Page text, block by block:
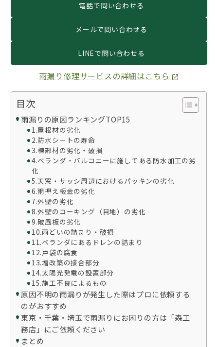
電話で問い合わせる
メールで問い合わせる
LINEで問い合わせる
雨漏り修理サービスの詳細はこちら
目次
雨漏りの原因ランキングTOP15
1.屋根材の劣化
2.防水シートの寿命
3.棟部材の劣化・破損
4.ベランダ・バルコニーに施してある防水加工の劣
化
5.天窓・サッシ周辺におけるパッキンの劣化
6.雨押え板金の劣化
7.外壁の劣化
8.外壁のコーキング（目地）の劣化
9.破風板の劣化
10.雨どいの詰まり・破損
11.ベランダにあるドレンの詰まり
12.戸袋の腐食
13.増改築の接合部分
14.太陽光発電の設置部分
15.施工不良によるもの
原因不明の雨漏りが発生した際はプロに依頼する
のがおすすめ
東京・千葉・埼玉で雨漏りにお困りの方は「森工
務店」にご依頼ください
まとめ